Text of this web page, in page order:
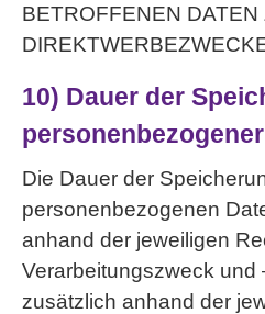
BETROFFENEN DATEN
10) Dauer der
Die Dauer der
personenbezogenen
anhand der jeweiligen
Verarbeitungszweck und
zusätzlich anhand der